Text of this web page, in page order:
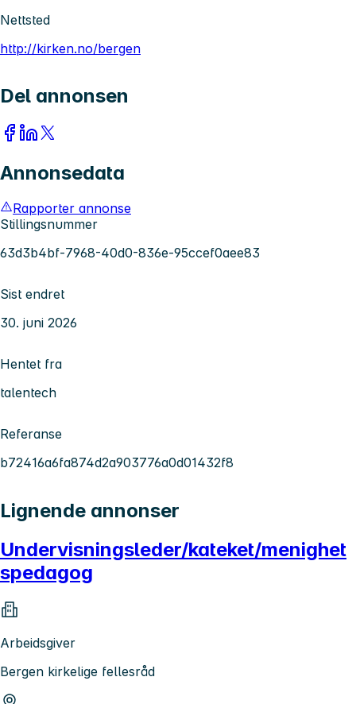
Nettsted
http://kirken.no/bergen
Del annonsen
Annonsedata
Rapporter annonse
Stillingsnummer
63d3b4bf-7968-40d0-836e-95ccef0aee83
Sist endret
30. juni 2026
Hentet fra
talentech
Referanse
b72416a6fa874d2a903776a0d01432f8
Lignende annonser
Undervisningsleder/kateket/menighet
spedagog
Arbeidsgiver
Bergen kirkelige fellesråd